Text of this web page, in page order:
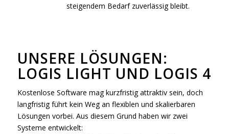
steigendem Bedarf zuverlässig bleibt.
UNSERE LÖSUNGEN:
LOGIS LIGHT UND LOGIS 4
Kostenlose Software mag kurzfristig attraktiv sein, doch
langfristig führt kein Weg an flexiblen und skalierbaren
Lösungen vorbei. Aus diesem Grund haben wir zwei
Systeme entwickelt: